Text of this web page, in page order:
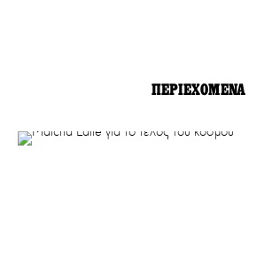
ΠΕΡΙΕΧΟΜΕΝΑ